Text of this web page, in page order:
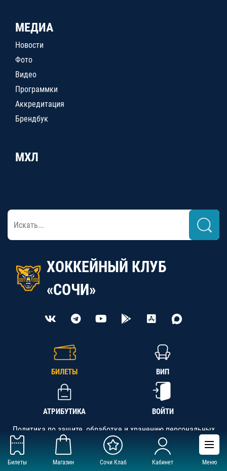
Билеты Магазин Сочи Клаб Кабинет Меню
МЕДИА
Новости
Фото
Видео
Программки
Аккредитация
Брендбук
МХЛ
ХОККЕЙНЫЙ КЛУБ
«СОЧИ»
БИЛЕТЫ ВИП
АТРИБУТИКА ВОЙТИ
Политика по защите, обработке и хранению персональных
данных
АНО «СК «Кубань-Регион», ОГРН 1142300002349,